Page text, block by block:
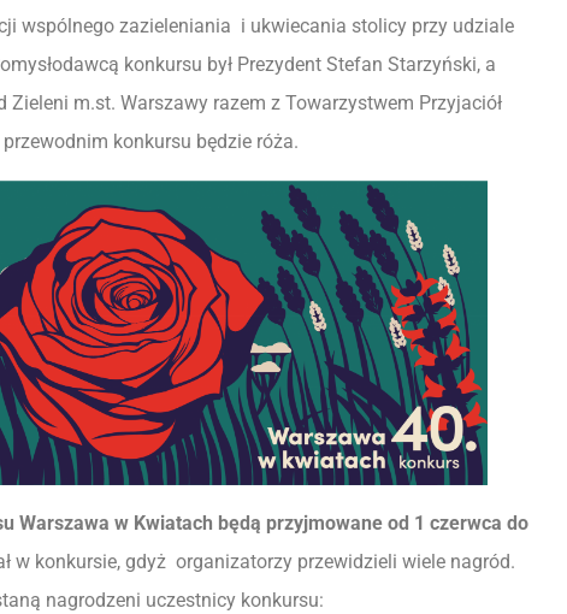
wspólnego zazieleniania i ukwiecania stolicy przy udziale
konkursu był Prezydent Stefan Starzyński, a
m.st. Warszawy razem z Towarzystwem Przyjaciół
konkursu będzie róża.
Warszawa w Kwiatach będą przyjmowane od 1 czerwca do
w konkursie, gdyż organizatorzy przewidzieli wiele nagród.
nagrodzeni uczestnicy konkursu: